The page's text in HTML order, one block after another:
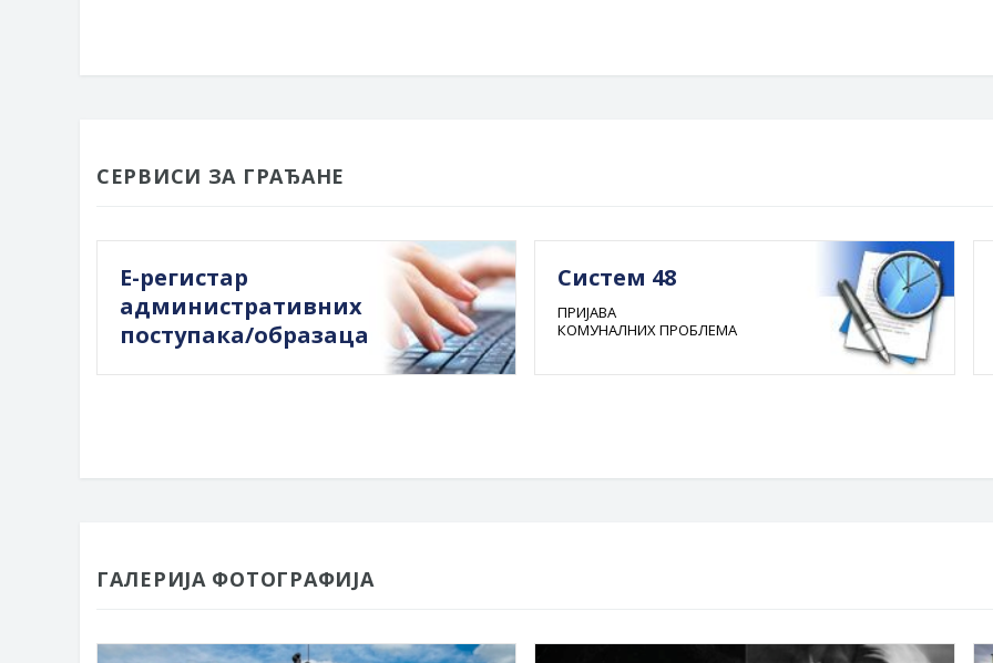
СЕРВИСИ ЗА ГРАЂАНЕ
Е-регистар
административних
поступака/образаца
Систем 48
ПРИЈАВА
КОМУНАЛНИХ ПРОБЛЕМА
ГАЛЕРИЈА ФОТОГРАФИЈА